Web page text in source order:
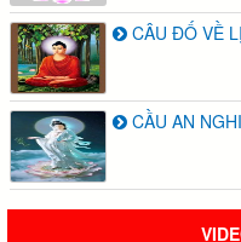
CÂU ĐỐ VỀ
CẦU AN